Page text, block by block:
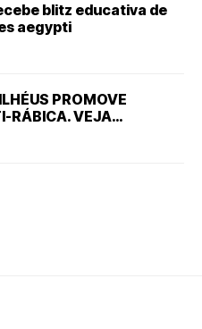
blitz educativa de
aegypti
PROMOVE
RÁBICA. VEJA